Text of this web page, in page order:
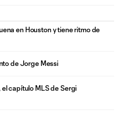
en Houston y tiene ritmo de
de Jorge Messi
capítulo MLS de Sergi